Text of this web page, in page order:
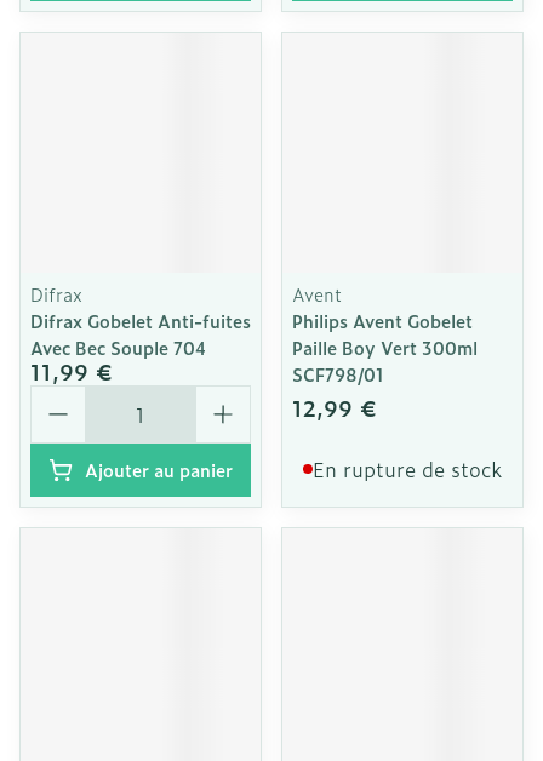
Difrax
Difrax Gobelet Anti-fuites
Avec Bec Souple 704
11,99 €
Quantité
Ajouter au panier
Avent
Philips Avent Gobelet
Paille Boy Vert 300ml
SCF798/01
12,99 €
En rupture de stock